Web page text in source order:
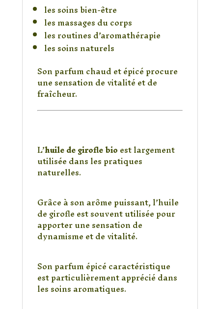
les soins bien-être
les massages du corps
les routines d’aromathérapie
les soins naturels
Son parfum chaud et épicé procure
une sensation de vitalité et de
fraîcheur.
Les bienfaits
L’huile de girofle bioest largement
utilisée dans les pratiques
naturelles.
Grâce à son arôme puissant, l’huile
de girofle est souvent utilisée pour
apporter une sensation de
dynamisme et de vitalité.
Son parfum épicé caractéristique
est particulièrement apprécié dans
les soins aromatiques.